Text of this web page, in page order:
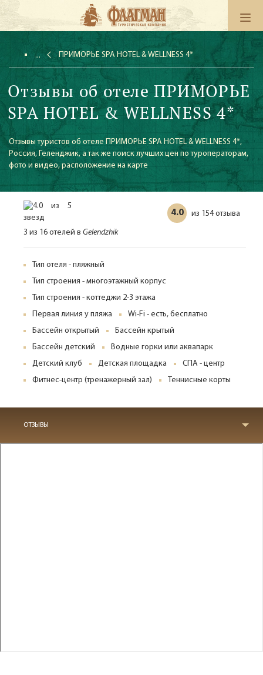
ПРИМОРЬЕ SPA HOTEL & WELLNESS 4*
Отзывы об отеле ПРИМОРЬЕ
SPA HOTEL & WELLNESS 4*
Отзывы туристов об отеле ПРИМОРЬЕ SPA HOTEL & WELLNESS 4*,
Россия, Геленджик, а так же поиск лучших цен по туроператорам,
фото и видео, расположение на карте
4.0 из 154 отзыва
3 из 16 отелей в Gelendzhik
Тип отеля - пляжный
Тип строения - многоэтажный корпус
Тип строения - коттеджи 2-3 этажа
Первая линия у пляжа
Wi-Fi - есть, бесплатно
Бассейн открытый
Бассейн крытый
Бассейн детский
Водные горки или аквапарк
Детский клуб
Детская площадка
СПА - центр
Фитнес-центр (тренажерный зал)
Теннисные корты
ОТЗЫВЫ